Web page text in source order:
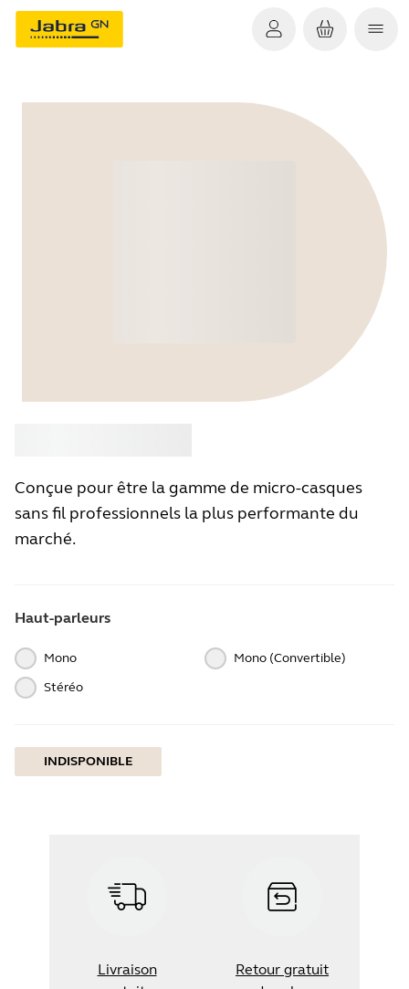
Conçue pour être la gamme de micro-casques
sans fil professionnels la plus performante du
marché.
Haut-parleurs
Mono
Mono (Convertible)
Stéréo
INDISPONIBLE
Livraison
Retour gratuit